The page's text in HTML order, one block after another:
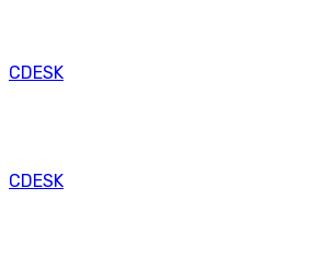
CDESK
CDESK